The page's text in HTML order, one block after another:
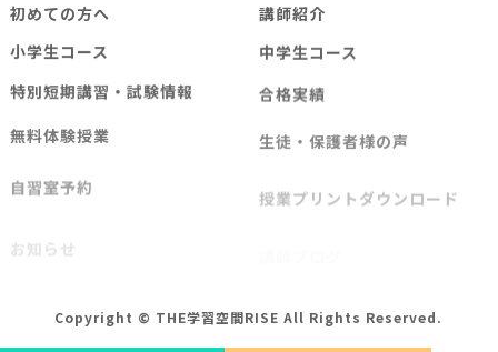
初めての方へ
講師紹介
小学生コース
中学生コース
特別短期講習・試験情報
合格実績
無料体験授業
Copyright © THE学習空間RISE All Rights Reserved.